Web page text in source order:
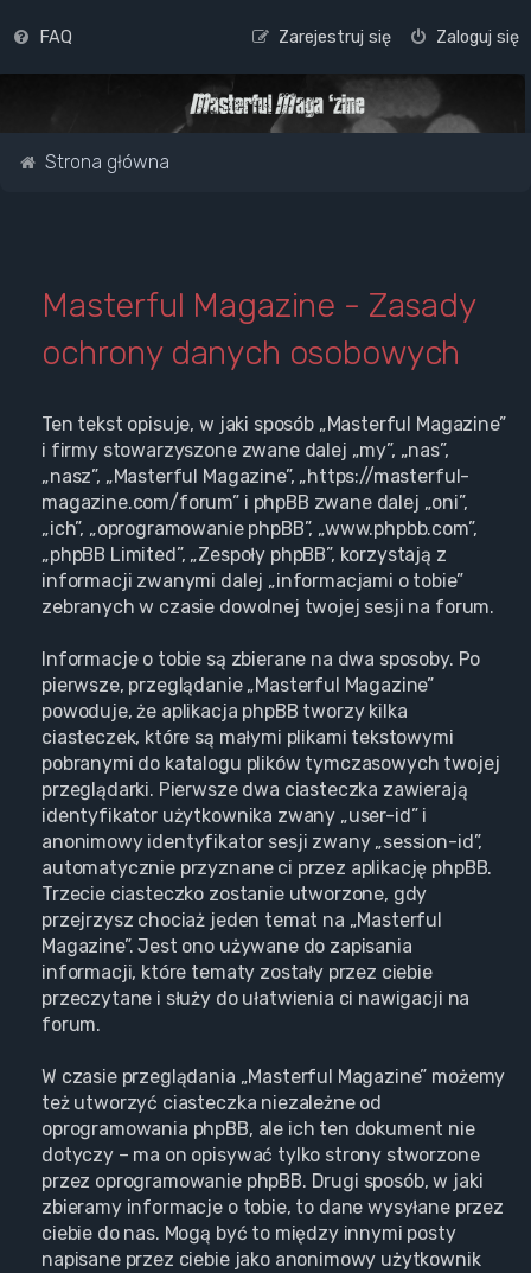
FAQ Zaloguj się
Zarejestruj się
Strona główna
Masterful Magazine - Zasady
ochrony danych osobowych
Ten tekst opisuje, w jaki sposób „Masterful Magazine”
i firmy stowarzyszone zwane dalej „my”, „nas”,
„nasz”, „Masterful Magazine”, „https://masterful-
magazine.com/forum” i phpBB zwane dalej „oni”,
„ich”, „oprogramowanie phpBB”, „www.phpbb.com”,
„phpBB Limited”, „Zespoły phpBB”, korzystają z
informacji zwanymi dalej „informacjami o tobie”
zebranych w czasie dowolnej twojej sesji na forum.
Informacje o tobie są zbierane na dwa sposoby. Po
pierwsze, przeglądanie „Masterful Magazine”
powoduje, że aplikacja phpBB tworzy kilka
ciasteczek, które są małymi plikami tekstowymi
pobranymi do katalogu plików tymczasowych twojej
przeglądarki. Pierwsze dwa ciasteczka zawierają
identyfikator użytkownika zwany „user-id” i
anonimowy identyfikator sesji zwany „session-id”,
automatycznie przyznane ci przez aplikację phpBB.
Trzecie ciasteczko zostanie utworzone, gdy
przejrzysz chociaż jeden temat na „Masterful
Magazine”. Jest ono używane do zapisania
informacji, które tematy zostały przez ciebie
przeczytane i służy do ułatwienia ci nawigacji na
forum.
W czasie przeglądania „Masterful Magazine” możemy
też utworzyć ciasteczka niezależne od
oprogramowania phpBB, ale ich ten dokument nie
dotyczy – ma on opisywać tylko strony stworzone
przez oprogramowanie phpBB. Drugi sposób, w jaki
zbieramy informacje o tobie, to dane wysyłane przez
ciebie do nas. Mogą być to między innymi posty
napisane przez ciebie jako anonimowy użytkownik